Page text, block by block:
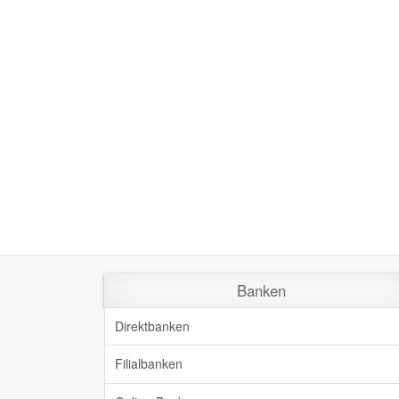
Banken
Direktbanken
Filialbanken